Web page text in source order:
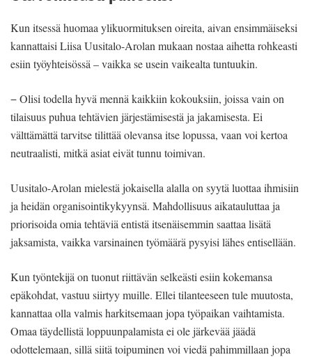
Kun itsessä huomaa ylikuormituksen oireita, aivan ensimmäiseksi
kannattaisi Liisa Uusitalo-Arolan mukaan nostaa aihetta rohkeasti
esiin työyhteisössä – vaikka se usein vaikealta tuntuukin.
− Olisi todella hyvä mennä kaikkiin kokouksiin, joissa vain on
tilaisuus puhua tehtävien järjestämisestä ja jakamisesta. Ei
välttämättä tarvitse tilittää olevansa itse lopussa, vaan voi kertoa
neutraalisti, mitkä asiat eivät tunnu toimivan.
Uusitalo-Arolan mielestä jokaisella alalla on syytä luottaa ihmisiin
ja heidän organisointikykyynsä. Mahdollisuus aikatauluttaa ja
priorisoida omia tehtäviä entistä itsenäisemmin saattaa lisätä
jaksamista, vaikka varsinainen työmäärä pysyisi lähes entisellään.
Kun työntekijä on tuonut riittävän selkeästi esiin kokemansa
epäkohdat, vastuu siirtyy muille. Ellei tilanteeseen tule muutosta,
kannattaa olla valmis harkitsemaan jopa työpaikan vaihtamista.
Omaa täydellistä loppuunpalamista ei ole järkevää jäädä
odottelemaan, sillä siitä toipuminen voi viedä pahimmillaan jopa